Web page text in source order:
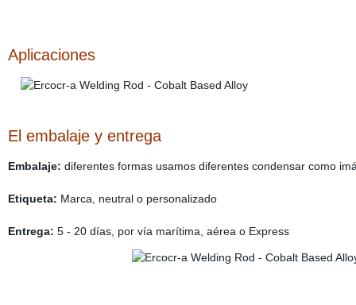
Aplicaciones
El embalaje y entrega
Embalaje: diferentes formas usamos diferentes condensar como
Etiqueta: Marca, neutral o personalizado
Entrega: 5 - 20 días, por vía marítima, aérea o Express